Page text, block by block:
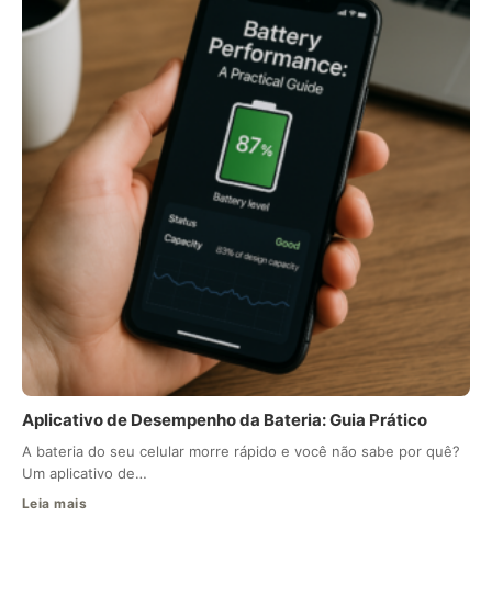
Aplicativo de Desempenho da Bateria: Guia Prático
A bateria do seu celular morre rápido e você não sabe por quê?
Um aplicativo de…
Leia mais